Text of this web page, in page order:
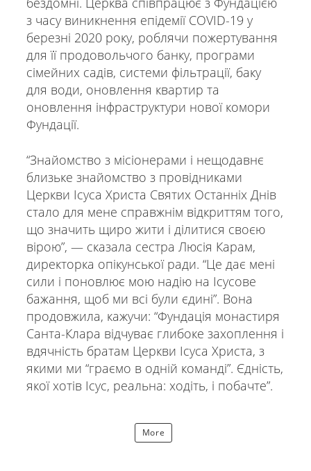
з часу виникнення епідемії COVID-19 у
березні 2020 року, роблячи пожертування
для її продовольчого банку, програми
сімейних садів, системи фільтрації, баку
для води, оновлення квартир та
оновлення інфраструктури нової комори
Фундації.
“Знайомство з місіонерами і нещодавнє
близьке знайомство з провідниками
Церкви Ісуса Христа Святих Останніх Днів
стало для мене справжнім відкриттям того,
що значить щиро жити і ділитися своєю
вірою”, — сказала сестра Люсія Карам,
директорка опікунської ради. “Це дає мені
сили і поновлює мою надію на Ісусове
бажання, щоб ми всі були єдині”. Вона
продовжила, кажучи: “Фундація монастиря
Санта-Клара відчуває глибоке захоплення і
вдячність братам Церкви Ісуса Христа, з
якими ми “граємо в одній команді”. Єдність,
якої хотів Ісус, реальна: ходіть, і побачте”.
More